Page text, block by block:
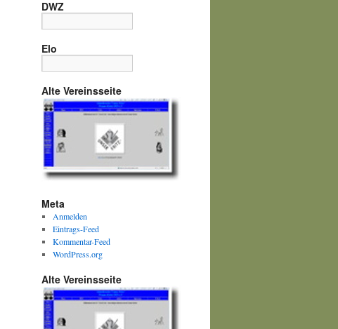
DWZ
Elo
Alte Vereinsseite
Meta
Anmelden
Eintrags-Feed
Kommentar-Feed
WordPress.org
Alte Vereinsseite